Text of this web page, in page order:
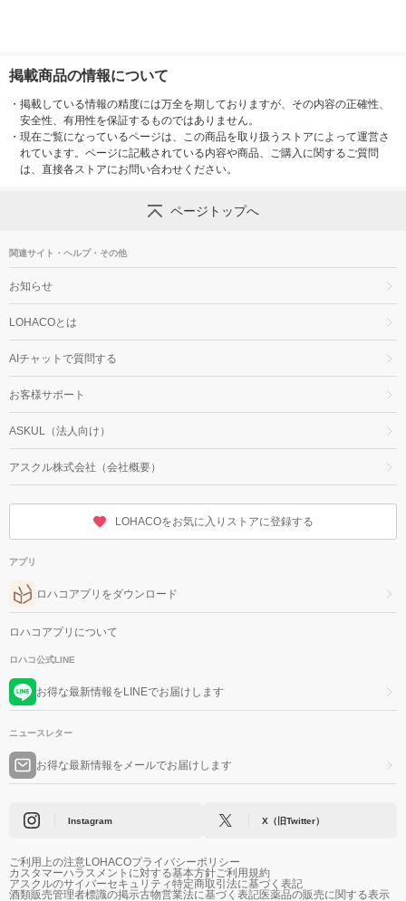
掲載商品の情報について
・ 掲載している情報の精度には万全を期しておりますが、その内容の正確性、
安全性、有用性を保証するものではありません。
・ 現在ご覧になっているページは、この商品を取り扱うストアによって運営さ
れています。ページに記載されている内容や商品、ご購入に関するご質問
は、直接各ストアにお問い合わせください。
ページトップへ
関連サイト・ヘルプ・その他
お知らせ
LOHACOとは
AIチャットで質問する
お客様サポート
ASKUL（法人向け）
アスクル株式会社（会社概要）
LOHACOをお気に入りストアに登録する
アプリ
ロハコアプリをダウンロード
ロハコアプリについて
ロハコ公式LINE
お得な最新情報をLINEでお届けします
ニュースレター
お得な最新情報をメールでお届けします
Instagram X（旧Twitter）
ご利用上の注意LOHACOプライバシーポリシー
カスタマーハラスメントに対する基本方針ご利用規約
アスクルのサイバーセキュリティ特定商取引法に基づく表記
酒類販売管理者標識の掲示古物営業法に基づく表記医薬品の販売に関する表示